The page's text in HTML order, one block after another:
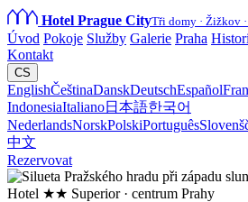
Hotel Prague CityTři domy · Žižkov
Úvod Pokoje Služby Galerie Praha
Kontakt
CS
EnglishČeštinaDanskDeutschEspañol
IndonesiaItaliano日本語한국어
NederlandsNorskPolskiPortuguês
中文
Rezervovat
Hotel ★★ Superior · centrum Prahy